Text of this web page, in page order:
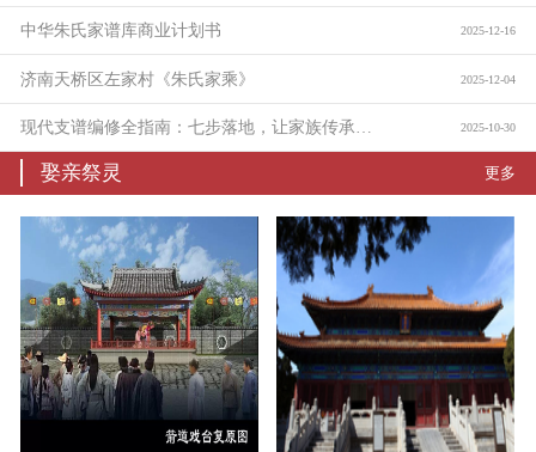
中华朱氏家谱库商业计划书 2025-12-16
济南天桥区左家村《朱氏家乘》 2025-12-04
2025-10-30
娶亲祭灵 更多